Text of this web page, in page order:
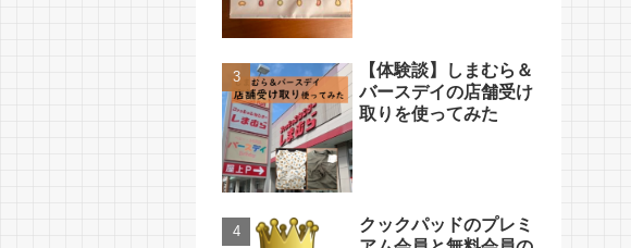
【体験談】しまむら＆
バースデイの店舗受け
取りを使ってみた
クックパッドのプレミ